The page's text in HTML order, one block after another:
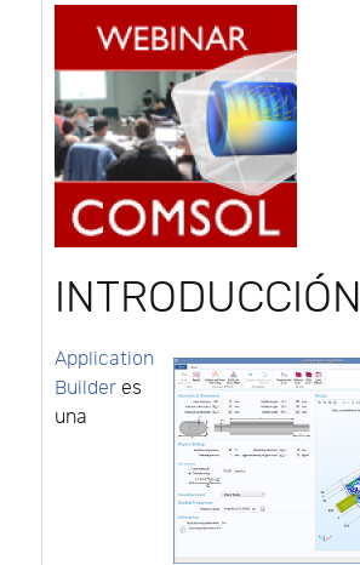
INTRODUCCIÓN
Application
Builder es
una